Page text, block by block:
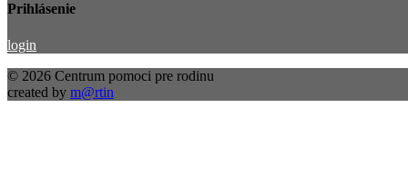
Prihlásenie
login
© 2026 Centrum pomoci pre rodinu
created by m@rtin